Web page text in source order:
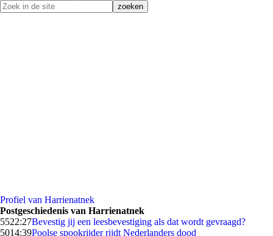
Profiel van Harrienatnek
Postgeschiedenis van Harrienatnek
5522:27Bevestig jij een leesbevestiging als dat wordt gevraagd?
5014:39Poolse spookrijder rijdt Nederlanders dood